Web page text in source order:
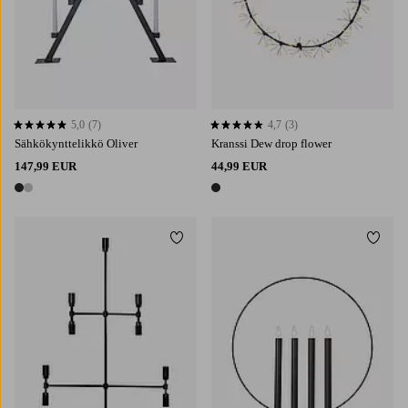
Sähkökynttelikkö Oliver
147,99 EUR
2 värejä
5,0 perustuen 7 arvosanaan
5,0 (7)
Kranssi Dew drop flower
44,99 EUR
1 väri
4,7 perustuen 3 arvosanaan
4,7 (3)
Lisää suosikkeihin Lisää